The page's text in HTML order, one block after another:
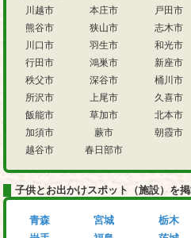
川越市
熊谷市
川口市
行田市
秩父市
所沢市
飯能市
加須市
越谷市
本庄市
狭山市
羽生市
鴻巣市
深谷市
上尾市
草加市
蕨市
春日部市
戸田市
志木市
和光市
新座市
桶川市
久喜市
北本市
朝霞市
子供とお出かけスポット（施設）を
青森
宮城
栃木